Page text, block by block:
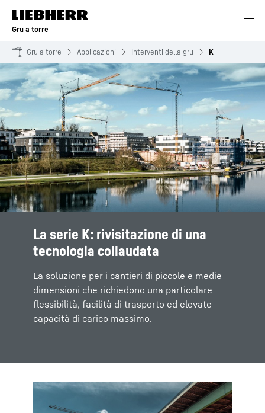
Gru a torre
Gru a torre Applicazioni Interventi della gru K
La serie K: rivisitazione di una
tecnologia collaudata
La soluzione per i cantieri di piccole e medie
dimensioni che richiedono una particolare
flessibilità, facilità di trasporto ed elevate
capacità di carico massimo.